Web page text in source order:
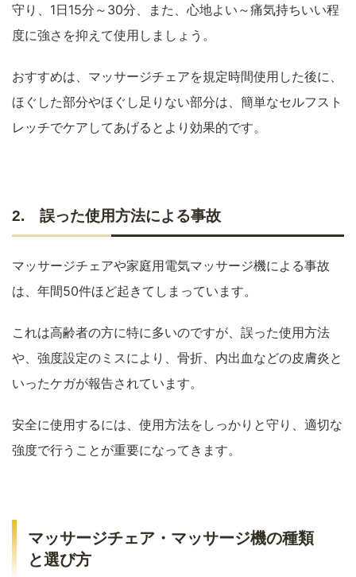
守り、1日15分～30分、また、心地よい～痛気持ちいい程
度に強さを抑えて使用しましょう。
おすすめは、マッサージチェアを規定時間使用した後に、
ほぐした部分やほぐし足りない部分は、簡単なセルフスト
レッチでケアしてあげるとより効果的です。
2. 誤った使用方法による事故
マッサージチェアや家庭用電気マッサージ機による事故
は、年間50件ほど起きてしまっています。
これは高齢者の方に特に多いのですが、誤った使用方法
や、強度設定のミスにより、骨折、内出血などの皮膚炎と
いったケガが報告されています。
安全に使用するには、使用方法をしっかりと守り、適切な
強度で行うことが重要になってきます。
マッサージチェア・マッサージ機の種類
と選び方